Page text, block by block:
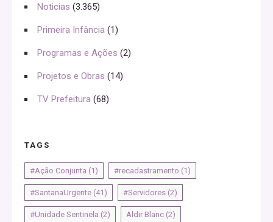
Noticias (3.365)
Primeira Infância (1)
Programas e Ações (2)
Projetos e Obras (14)
TV Prefeitura (68)
TAGS
#Ação Conjunta (1) #recadastramento (1)
#SantanaUrgente (41) #Servidores (2)
#Unidade Sentinela (2) Aldir Blanc (2)